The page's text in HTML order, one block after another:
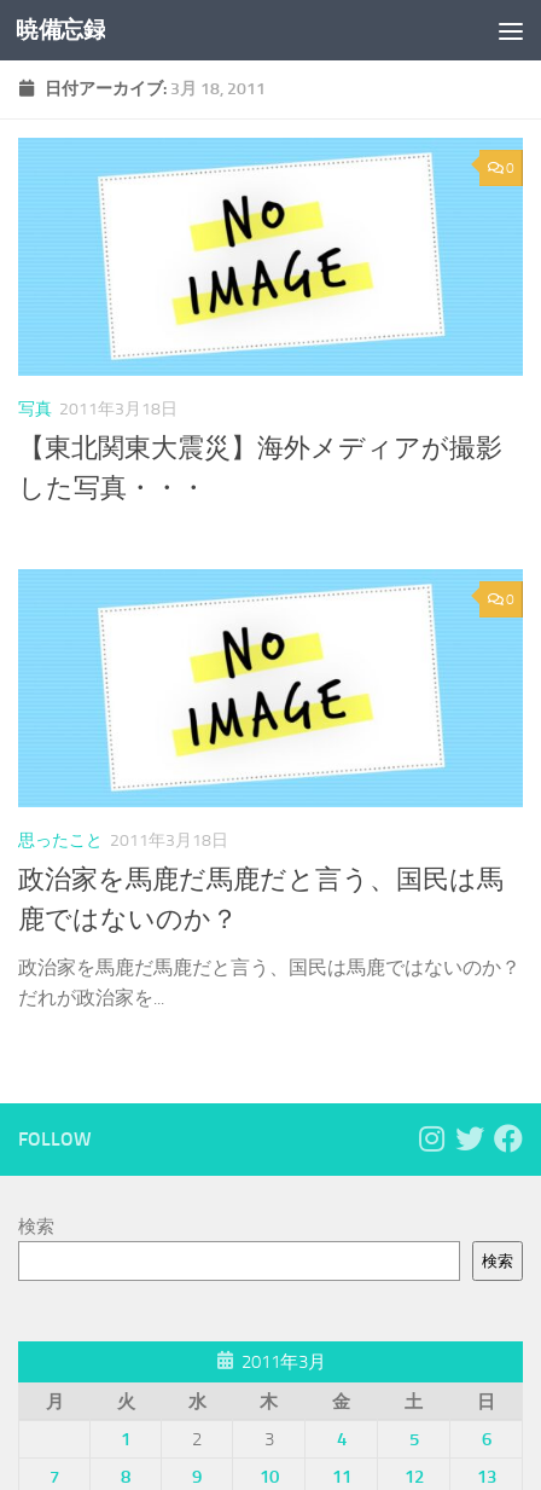
コンテンツへスキップ
暁備忘録
日付アーカイブ: 3月 18, 2011
0
写真 2011年3月18日
【東北関東大震災】海外メディアが撮影
した写真・・・
0
思ったこと 2011年3月18日
政治家を馬鹿だ馬鹿だと言う、国民は馬
鹿ではないのか？
政治家を馬鹿だ馬鹿だと言う、国民は馬鹿ではないのか？
だれが政治家を...
FOLLOW
検索
検索
2011年3月
月
火 水 木 金 土
日
1
2 3 4 5
6
7
8 9 10 11 12
13